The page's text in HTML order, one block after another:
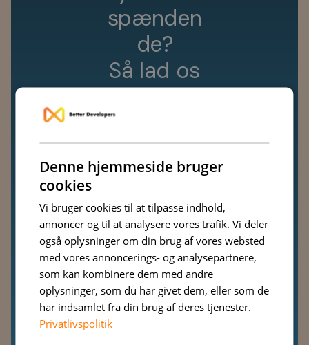
spænden
de?
Så lad os
tage en
s
hvordan
vi kan føre
jeres
projekt ud
i livet.
Denne hjemmeside bruger
cookies
Vi bruger cookies til at tilpasse indhold,
annoncer og til at analysere vores trafik. Vi deler
også oplysninger om din brug af vores websted
med vores annoncerings- og analysepartnere,
som kan kombinere dem med andre
oplysninger, som du har givet dem, eller som de
har indsamlet fra din brug af deres tjenester.
Privatlivspolitik